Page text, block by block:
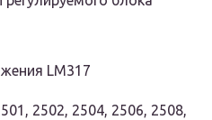
LM317
2502, 2504, 2506, 2508,